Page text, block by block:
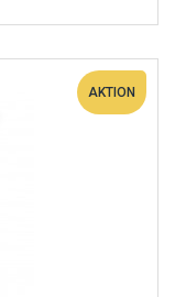
AKTION